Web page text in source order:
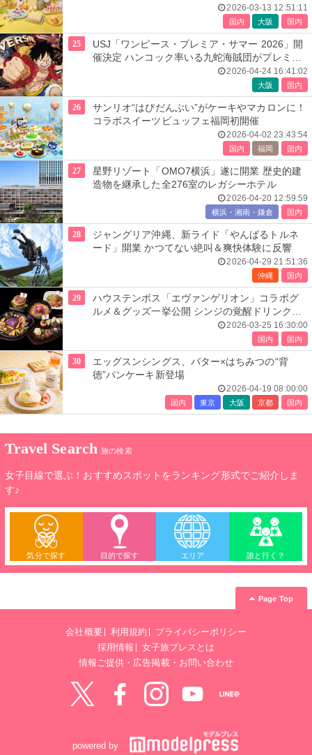
2026-03-13 12:51:11
国内 大阪 国内
25
USJ「ワンピース・プレミア・サマー 2026」開
催決定 ハンコック率いる九蛇海賊団がプレミア
2026-04-24 16:41:02
大阪 国内
26
サンリオ“はぴだんぶい”がケーキやマカロンに！
コラボスイーツビュッフェ福岡初開催
2026-04-02 23:43:54
国内 福岡 国内
27
星野リゾート「OMO7横浜」遂に開業 歴史的建
造物を継承した全276室のレガシーホテル
2026-04-20 12:59:59
横浜・湘南・鎌倉 国内
28
ジャングリア沖縄、新ライド「やんばるトルネ
ード」開業 かつてない絶叫＆爽快体験に反響
2026-04-29 21:51:36
沖縄 国内
29
ハウステンボス「エヴァンゲリオン」コラボグ
ルメ＆グッズ一挙公開 シンジの覚醒ドリンクに
2026-03-25 16:30:00
国内 国内
30
エッグスンシングス、バター×はちみつの“背
徳”パンケーキ新登場
2026-04-19 08:00:00
国内 東京 大阪 京都 国内
Travel Search 旅の検索
女子目線で選ぶ！おすすめスポットをランキング形式でご紹介しま
す♪
気分で探す 目的で探す エリア 誰と行く？
Page Top
会社概要 利用規約
プライバシーポリシー
採用情報
女子旅プレスとは
情報ご提供・広告掲載・お問い合わせ
powered by